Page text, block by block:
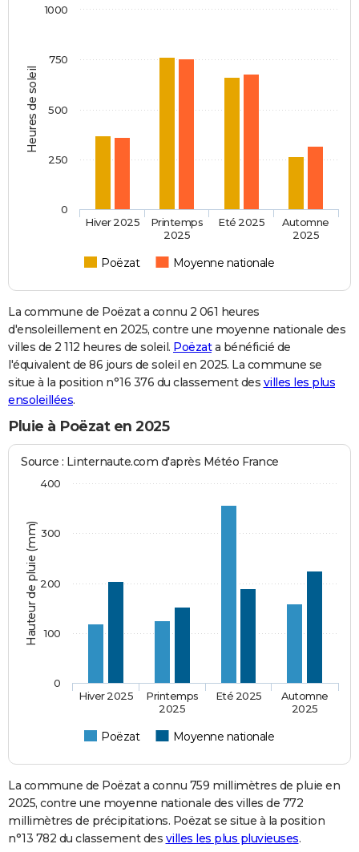
Heures de soleil
Poëzat Moyenne nationale
Hiver 2025
Printemps
2025
Eté 2025
Automne
2025
0
1000
250
500
750
La commune de Poëzat a connu 2 061 heures
d'ensoleillement en 2025, contre une moyenne nationale des
villes de 2 112 heures de soleil. Poëzata bénéficié de
l'équivalent de 86 jours de soleil en 2025. La commune se
situe à la position n°16 376 du classement des villes les plus
ensoleillées.
Pluie à Poëzat en 2025
Hauteur de pluie (mm)
Source : Linternaute.com d'après Météo France
Poëzat Moyenne nationale
Hiver 2025
Printemps
2025
Eté 2025
Automne
2025
0
100
200
300
400
La commune de Poëzat a connu 759 millimètres de pluie en
2025, contre une moyenne nationale des villes de 772
millimètres de précipitations. Poëzat se situe à la position
n°13 782 du classement des villes les plus pluvieuses.